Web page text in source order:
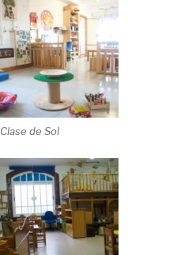
Clase de Sol